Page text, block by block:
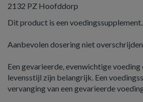
2132 PZ Hoofddorp
Dit product is een voedingssupplement.
Aanbevolen dosering niet
Een gevarieerde, evenwichtige voeding
levensstijl zijn belangrijk. Een
vervanging van een gevarieerde